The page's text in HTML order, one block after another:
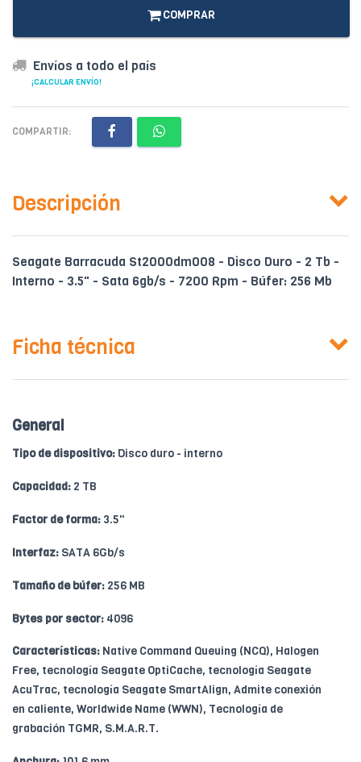
COMPRAR
Envíos a todo el país
¡CALCULAR ENVÍO!
COMPARTIR:
Descripción
Seagate Barracuda St2000dm008 - Disco Duro - 2 Tb -
Interno - 3.5" - Sata 6gb/s - 7200 Rpm - Búfer: 256 Mb
Ficha técnica
General
Tipo de dispositivo: Disco duro - interno
Capacidad: 2 TB
Factor de forma: 3.5"
Interfaz: SATA 6Gb/s
Tamaño de búfer: 256 MB
Bytes por sector: 4096
Características: Native Command Queuing (NCQ), Halogen
Free, tecnología Seagate OptiCache, tecnología Seagate
AcuTrac, tecnología Seagate SmartAlign, Admite conexión
en caliente, Worldwide Name (WWN), Tecnología de
grabación TGMR, S.M.A.R.T.